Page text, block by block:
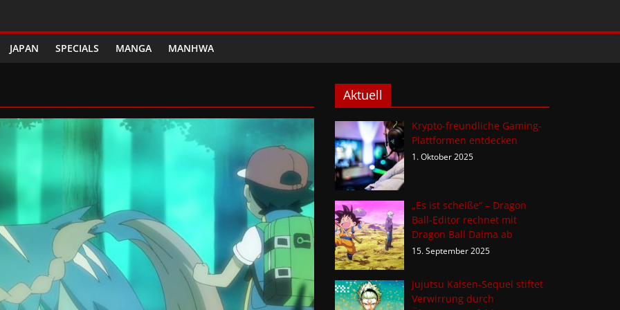
JAPAN SPECIALS MANGA MANHWA
Aktuell
Krypto-freundliche Gaming-
Plattformen entdecken
1. Oktober 2025
„Es ist scheiße“ – Dragon
Ball-Editor rechnet mit
Dragon Ball Daima ab
15. September 2025
Jujutsu Kaisen-Sequel stiftet
Verwirrung durch